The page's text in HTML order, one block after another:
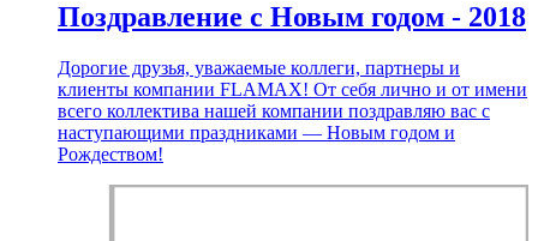
Поздравление с Новым годом - 2018
Дорогие друзья, уважаемые коллеги, партнеры и
клиенты компании FLAMAX! От себя лично и от имени
всего коллектива нашей компании поздравляю вас с
наступающими праздниками — Новым годом и
Рождеством!